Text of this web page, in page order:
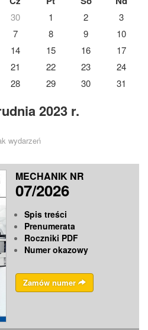
30 1 2
3
7 8 9
10
14 15 16
17
21 22 23
24
28 29 30 31
2023 r.
wydarzeń
MECHANIK NR
07/2026
Spis treści
Prenumerata
Roczniki PDF
Numer okazowy
Zamów numer